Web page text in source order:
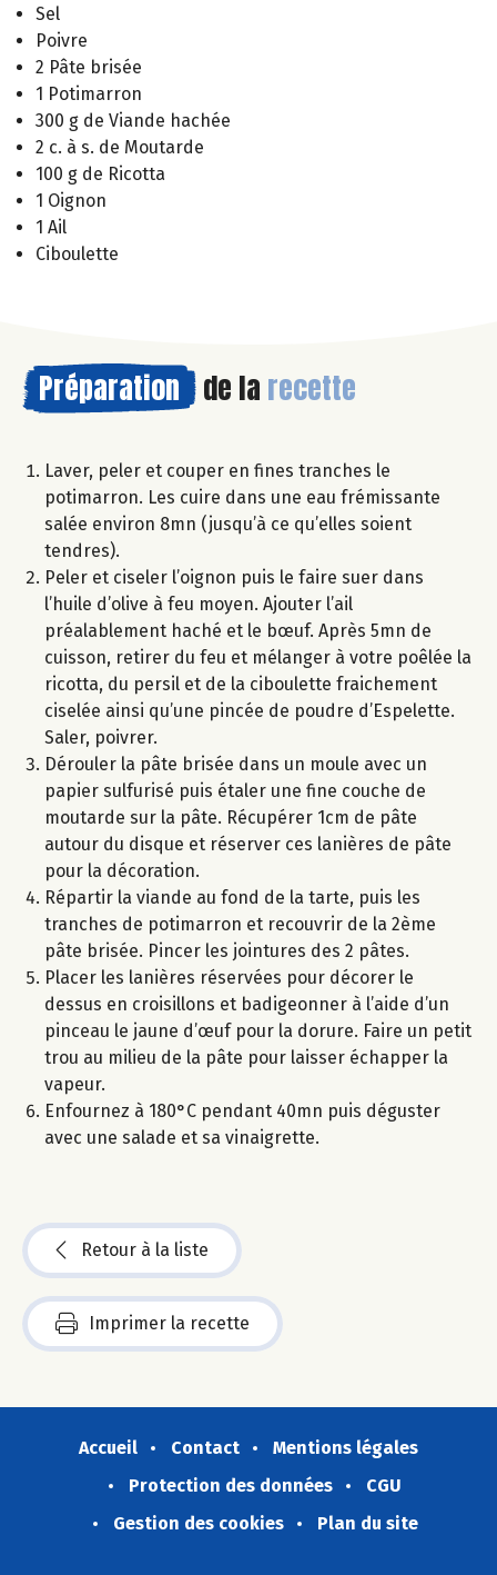
Sel
Poivre
2 Pâte brisée
1 Potimarron
300 g de Viande hachée
2 c. à s. de Moutarde
100 g de Ricotta
1 Oignon
1 Ail
Ciboulette
Préparation de la recette
Laver, peler et couper en fines tranches le
potimarron. Les cuire dans une eau frémissante
salée environ 8mn (jusqu’à ce qu’elles soient
tendres).
Peler et ciseler l’oignon puis le faire suer dans
l’huile d’olive à feu moyen. Ajouter l’ail
préalablement haché et le bœuf. Après 5mn de
cuisson, retirer du feu et mélanger à votre poêlée la
ricotta, du persil et de la ciboulette fraichement
ciselée ainsi qu’une pincée de poudre d’Espelette.
Saler, poivrer.
Dérouler la pâte brisée dans un moule avec un
papier sulfurisé puis étaler une fine couche de
moutarde sur la pâte. Récupérer 1cm de pâte
autour du disque et réserver ces lanières de pâte
pour la décoration.
Répartir la viande au fond de la tarte, puis les
tranches de potimarron et recouvrir de la 2ème
pâte brisée. Pincer les jointures des 2 pâtes.
Placer les lanières réservées pour décorer le
dessus en croisillons et badigeonner à l’aide d’un
pinceau le jaune d’œuf pour la dorure. Faire un petit
trou au milieu de la pâte pour laisser échapper la
vapeur.
Enfournez à 180°C pendant 40mn puis déguster
avec une salade et sa vinaigrette.
Retour à la liste
Imprimer la recette
Accueil Contact
Mentions légales
Protection des données
CGU
Gestion des cookies
Plan du site